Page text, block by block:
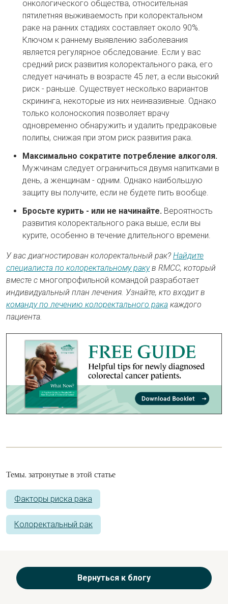
онкологического общества, относительная
пятилетняя выживаемость при колоректальном
раке на ранних стадиях составляет около 90%.
Ключом к раннему выявлению заболевания
является регулярное обследование. Если у вас
средний риск развития колоректального рака, его
следует начинать в возрасте 45 лет, а если высокий
риск - раньше. Существует несколько вариантов
скрининга, некоторые из них неинвазивные. Однако
только колоноскопия позволяет врачу
одновременно обнаружить и удалить предраковые
полипы, снижая при этом риск развития рака.
Максимально сократите потребление алкоголя.
Мужчинам следует ограничиться двумя напитками в
день, а женщинам - одним. Однако наибольшую
защиту вы получите, если не будете пить вообще.
Бросьте курить - или не начинайте. Вероятность
развития колоректального рака выше, если вы
курите, особенно в течение длительного времени.
У вас диагностирован колоректальный рак? Найдите
специалиста по колоректальному ракув RMCC, который
вместе с многопрофильной командой разработает
индивидуальный план лечения. Узнайте, кто входит в
команду по лечению колоректального рака каждого
пациента.
Темы, затронутые в этой статье
Факторы риска рака
Колоректальный рак
Вернуться к блогу